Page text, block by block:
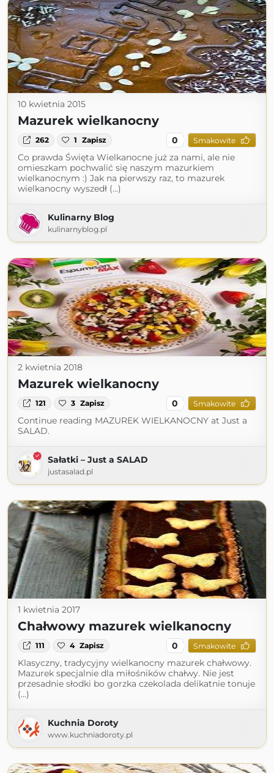
10 kwietnia 2015
Mazurek wielkanocny
262 1 Zapisz 0 Smakowite
Co prawda Święta Wielkanocne już za nami, ale nie
omieszkam pochwalić się naszym mazurkiem
wielkanocnym :) Jak na pierwszy raz, to mazurek
wielkanocny wyszedł (...)
Kulinarny Blog
kulinarnyblog.pl
2 kwietnia 2018
Mazurek wielkanocny
121 3 Zapisz 0 Smakowite
Continue reading MAZUREK WIELKANOCNY at Just a
SALAD.
Sałatki – Just a SALAD
justasalad.pl
1 kwietnia 2017
Chałwowy mazurek wielkanocny
111 4 Zapisz 0 Smakowite
Klasyczny, tradycyjny wielkanocny mazurek chałwowy.
Mazurek specjalnie dla miłośników chałwy. Nie jest
przesadnie słodki bo gorzka czekolada delikatnie tonuje
(...)
Kuchnia Doroty
www.kuchniadoroty.pl